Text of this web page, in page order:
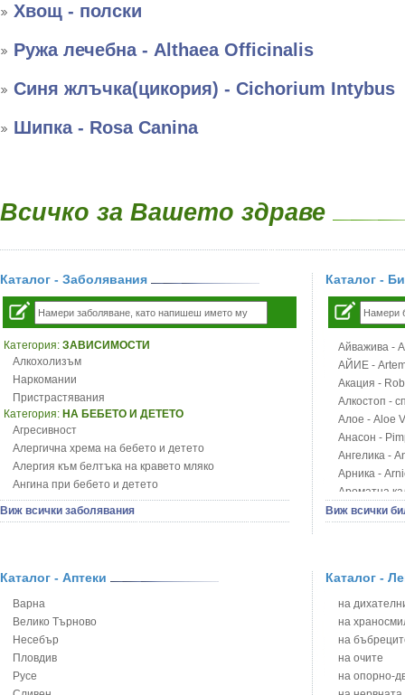
Хвощ - полски
Ружа лечебна - Althaea Officinalis
Синя жлъчка(цикория) - Cichorium Intybus
Шипка - Rosa Canina
Всичко за Вашето здраве
Каталог - Заболявания
Категория: ЗАВИСИМОСТИ
Алкохолизъм
Наркомании
Пристрастявания
Категория: НА БЕБЕТО И ДЕТЕТО
Агресивност
Алергична хрема на бебето и детето
Алергия към белтъка на кравето мляко
Ангина при бебето и детето
Анемия при бебето и детето
Апетит - пълни деца
Бронхиална астма при бебето и детето
Варицела
Висока температура на бебето и детето
Възпаление на ушите на бебето и детето
Глисти
Грижа за пъпа на новороденото
Виж всички заболявания
Каталог -
Айважива -
АЙИЕ -
Акация -
Алкостоп -
Алое - Aloe
Анасон -
Ангелика -
Арника -
Ароматна
Арония -
Блатен
Блян
Бобови
Божур -
Борови
Босилек -
Брей -
Виж всички
Каталог - Аптеки
Варна
Велико Търново
Несебър
Пловдив
Русе
Каталог -
на
на
на
на очите
на опорно-